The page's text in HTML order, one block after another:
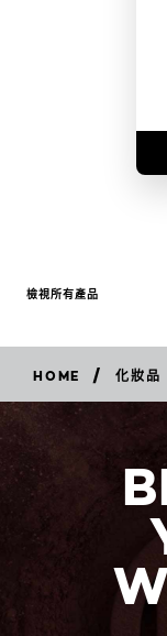
檢視所有產品
HOME / 化妝品